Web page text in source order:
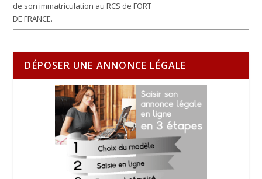
de son immatriculation au RCS de FORT
DE FRANCE.
DÉPOSER UNE ANNONCE LÉGALE